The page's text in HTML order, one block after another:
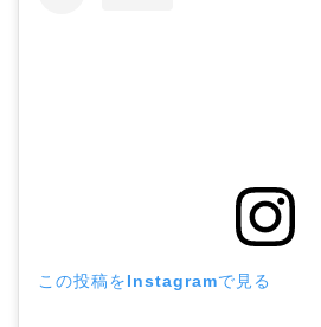
この投稿をInstagramで見る